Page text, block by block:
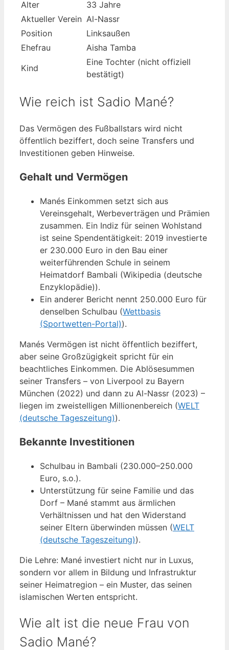
Alter
33 Jahre
Aktueller Verein Al-Nassr
Position
Linksaußen
Ehefrau
Aisha Tamba
Kind
Eine Tochter (nicht offiziell
bestätigt)
Wie reich ist Sadio Mané?
Das Vermögen des Fußballstars wird nicht
öffentlich beziffert, doch seine Transfers und
Investitionen geben Hinweise.
Gehalt und Vermögen
Manés Einkommen setzt sich aus
Vereinsgehalt, Werbeverträgen und Prämien
zusammen. Ein Indiz für seinen Wohlstand
ist seine Spendentätigkeit: 2019 investierte
er 230.000 Euro in den Bau einer
weiterführenden Schule in seinem
Heimatdorf Bambali (Wikipedia (deutsche
Enzyklopädie)).
Ein anderer Bericht nennt 250.000 Euro für
denselben Schulbau (Wettbasis
(Sportwetten-Portal)).
Manés Vermögen ist nicht öffentlich beziffert,
aber seine Großzügigkeit spricht für ein
beachtliches Einkommen. Die Ablösesummen
seiner Transfers – von Liverpool zu Bayern
München (2022) und dann zu Al-Nassr (2023) –
liegen im zweistelligen Millionenbereich (WELT
(deutsche Tageszeitung)).
Bekannte Investitionen
Schulbau in Bambali (230.000–250.000
Euro, s.o.).
Unterstützung für seine Familie und das
Dorf – Mané stammt aus ärmlichen
Verhältnissen und hat den Widerstand
seiner Eltern überwinden müssen (WELT
(deutsche Tageszeitung)).
Die Lehre: Mané investiert nicht nur in Luxus,
sondern vor allem in Bildung und Infrastruktur
seiner Heimatregion – ein Muster, das seinen
islamischen Werten entspricht.
Wie alt ist die neue Frau von
Sadio Mané?